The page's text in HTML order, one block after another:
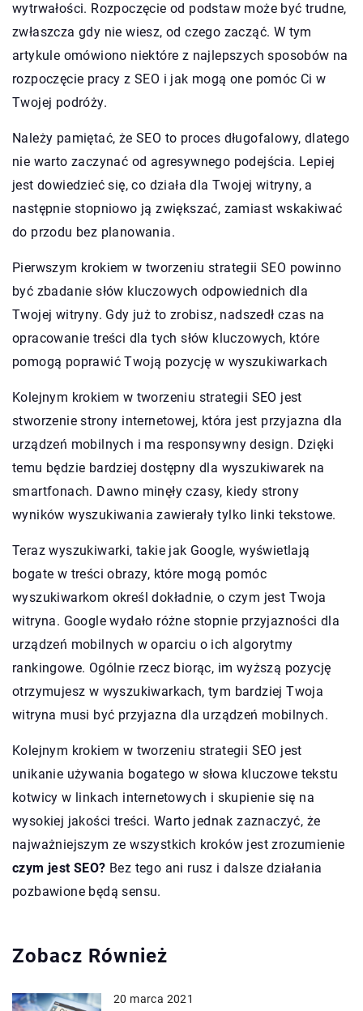
wytrwałości. Rozpoczęcie od podstaw może być trudne,
zwłaszcza gdy nie wiesz, od czego zacząć. W tym
artykule omówiono niektóre z najlepszych sposobów na
rozpoczęcie pracy z SEO i jak mogą one pomóc Ci w
Twojej podróży.
Należy pamiętać, że SEO to proces długofalowy, dlatego
nie warto zaczynać od agresywnego podejścia. Lepiej
jest dowiedzieć się, co działa dla Twojej witryny, a
następnie stopniowo ją zwiększać, zamiast wskakiwać
do przodu bez planowania.
Pierwszym krokiem w tworzeniu strategii SEO powinno
być zbadanie słów kluczowych odpowiednich dla
Twojej witryny. Gdy już to zrobisz, nadszedł czas na
opracowanie treści dla tych słów kluczowych, które
pomogą poprawić Twoją pozycję w wyszukiwarkach
Kolejnym krokiem w tworzeniu strategii SEO jest
stworzenie strony internetowej, która jest przyjazna dla
urządzeń mobilnych i ma responsywny design. Dzięki
temu będzie bardziej dostępny dla wyszukiwarek na
smartfonach. Dawno minęły czasy, kiedy strony
wyników wyszukiwania zawierały tylko linki tekstowe.
Teraz wyszukiwarki, takie jak Google, wyświetlają
bogate w treści obrazy, które mogą pomóc
wyszukiwarkom określ dokładnie, o czym jest Twoja
witryna. Google wydało różne stopnie przyjazności dla
urządzeń mobilnych w oparciu o ich algorytmy
rankingowe. Ogólnie rzecz biorąc, im wyższą pozycję
otrzymujesz w wyszukiwarkach, tym bardziej Twoja
witryna musi być przyjazna dla urządzeń mobilnych.
Kolejnym krokiem w tworzeniu strategii SEO jest
unikanie używania bogatego w słowa kluczowe tekstu
kotwicy w linkach internetowych i skupienie się na
wysokiej jakości treści. Warto jednak zaznaczyć, że
najważniejszym ze wszystkich kroków jest zrozumienie
czym jest SEO? Bez tego ani rusz i dalsze działania
pozbawione będą sensu.
Zobacz Również
20 marca 2021